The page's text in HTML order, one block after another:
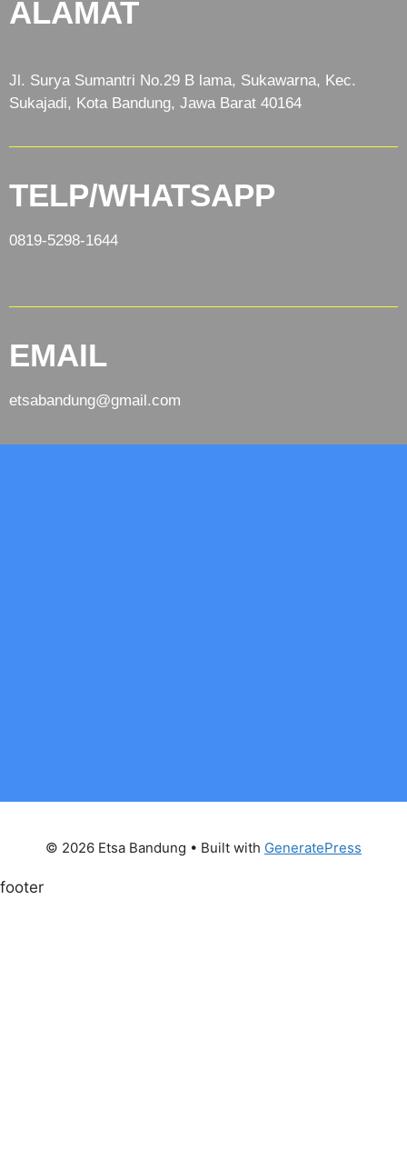
ALAMAT
Jl. Surya Sumantri No.29 B lama, Sukawarna, Kec.
Sukajadi, Kota Bandung, Jawa Barat 40164
TELP/WHATSAPP
0819-5298-1644
EMAIL
etsabandung@gmail.com
© 2026 Etsa Bandung • Built with GeneratePress
footer